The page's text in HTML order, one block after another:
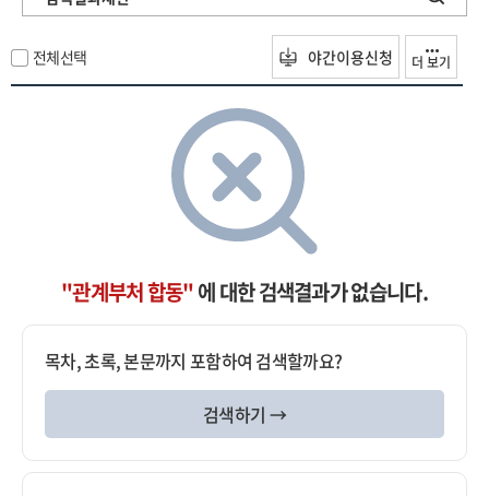
전체선택 야간이용신청 더 보기
"관계부처 합동"에 대한 검색결과가 없습니다.
목차, 초록, 본문까지 포함하여 검색할까요?
검색하기 →